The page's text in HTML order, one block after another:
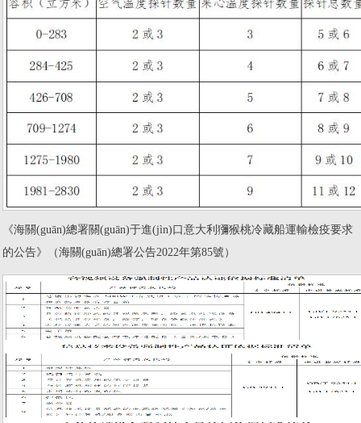
《海關(guān)總署關(guān)于進(jìn)口意大利獼猴桃冷藏船運輸檢疫要求
的公告》（海關(guān)總署公告2022年第85號）